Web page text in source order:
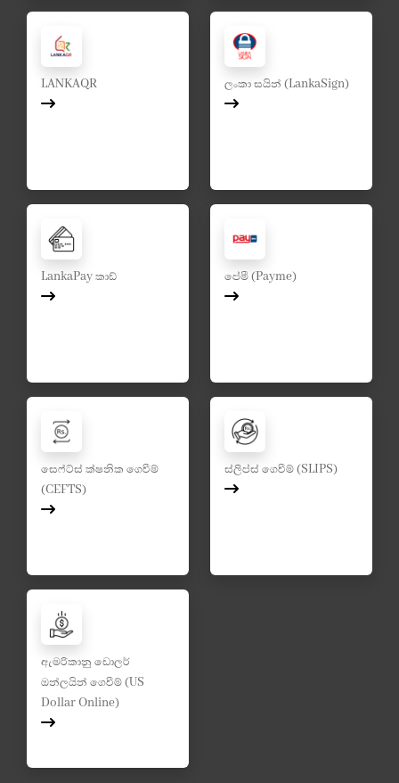
LANKAQR ලංකා සයින් (LankaSign)
LankaPay කාඩ් පේමී (Payme)
සෙෆ්ට්ස් ක්ෂනික ගෙවීම්
(CEFTS)
ස්ලිප්ස් ගෙවීම් (SLIPS)
ඇමරිකානු ඩොලර්
ඔන්ලයින් ගෙවීම් (US
Dollar Online)